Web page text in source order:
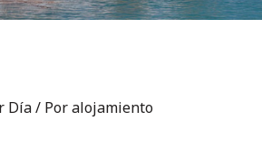
Día / Por alojamiento